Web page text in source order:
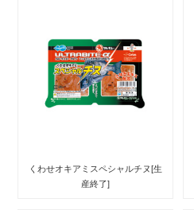
くわせオキアミスペシャルチヌ[生
産終了]